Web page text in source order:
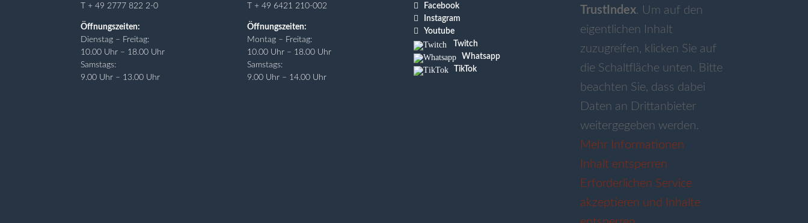
T + 49 2777 822 2-0
Öffnungszeiten:
Dienstag – Freitag:
10.00 Uhr – 18.00 Uhr
Samstags:
9.00 Uhr – 13.00 Uhr
T + 49 6421 210-002
Öffnungszeiten:
Montag – Freitag:
10.00 Uhr – 18.00 Uhr
Samstags:
9.00 Uhr – 14.00 Uhr
 Facebook
 Instagram

Youtube
Twitch
Whatsapp
TikTok
TrustIndex. Um auf den
eigentlichen Inhalt
zuzugreifen, klicken Sie auf
die Schaltfläche unten. Bitte
beachten Sie, dass dabei
Daten an Drittanbieter
weitergegeben werden.
Mehr Informationen
Inhalt entsperren
Erforderlichen Service
akzeptieren und Inhalte